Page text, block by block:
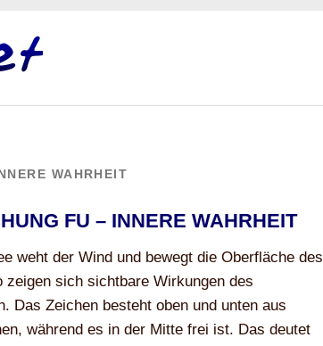
WAHRHEIT
FU – INNERE WAHRHEIT
weht der Wind und bewegt die Oberfläche des
zeigen sich sichtbare Wirkungen des
Das Zeichen besteht oben und unten aus
während es in der Mitte frei ist. Das deutet